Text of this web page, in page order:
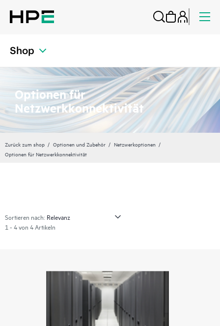
Shop
Optionen für
Netzwerkkonnektivität
Zurück zum shop Optionen und Zubehör
Netzwerkoptionen
Optionen für Netzwerkkonnektivität
Sortieren nach:
1 - 4 von 4 Artikeln